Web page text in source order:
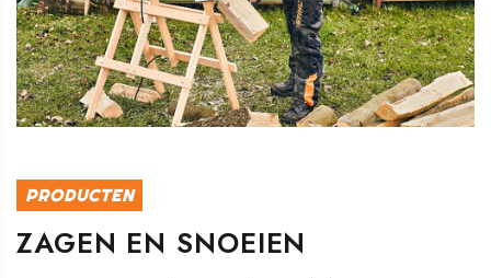
PRODUCTEN
ZAGEN EN SNOEIEN